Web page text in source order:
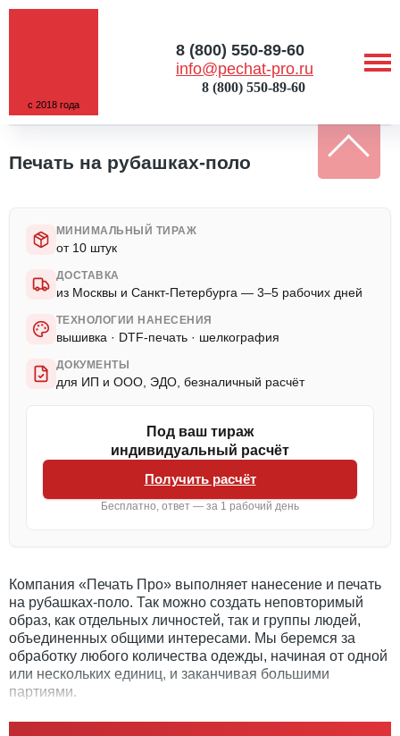
с 2018 года
info@pechat-pro.ru
8 (800) 550-89-60
8 (800) 550-89-60
ГЛАВНАЯ/
Печать на рубашках-поло
МИНИМАЛЬНЫЙ ТИРАЖ
от 10 штук
ДОСТАВКА
из Москвы и Санкт-Петербурга — 3–5 рабочих дней
ТЕХНОЛОГИИ НАНЕСЕНИЯ
вышивка · DTF-печать · шелкография
ДОКУМЕНТЫ
для ИП и ООО, ЭДО, безналичный расчёт
Под ваш тираж
индивидуальный расчёт
Получить расчёт
Бесплатно, ответ — за 1 рабочий день
Компания «Печать Про» выполняет нанесение и печать
на рубашках-поло. Так можно создать неповторимый
образ, как отдельных личностей, так и группы людей,
объединенных общими интересами. Мы беремся за
обработку любого количества одежды, начиная от одной
или нескольких единиц, и заканчивая большими
партиями.